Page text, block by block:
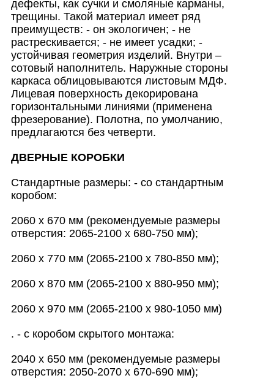
дефекты, как сучки и смоляные карманы,
трещины. Такой материал имеет ряд
преимуществ: - он экологичен; - не
растрескивается; - не имеет усадки; -
устойчивая геометрия изделий. Внутри –
сотовый наполнитель. Наружные стороны
каркаса облицовываются листовым МДФ.
Лицевая поверхность декорирована
горизонтальными линиями (применена
фрезерование). Полотна, по умолчанию,
предлагаются без четверти.
ДВЕРНЫЕ КОРОБКИ
Стандартные размеры: - со стандартным
коробом:
2060 х 670 мм (рекомендуемые размеры
отверстия: 2065-2100 х 680-750 мм);
2060 х 770 мм (2065-2100 х 780-850 мм);
2060 х 870 мм (2065-2100 х 880-950 мм);
2060 х 970 мм (2065-2100 х 980-1050 мм)
. - с коробом скрытого монтажа:
2040 х 650 мм (рекомендуемые размеры
отверстия: 2050-2070 х 670-690 мм);